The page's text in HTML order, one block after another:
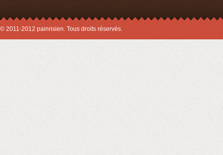
© 2011-2012 painrisien. Tous droits réservés.